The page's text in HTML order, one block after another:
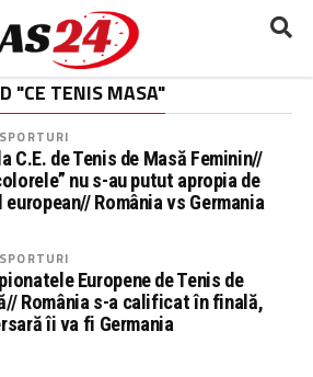
"CE TENIS MASA"
C.E. de Tenis de Masă Feminin//
nu s-au putut apropia de
european// România vs Germania
Europene de Tenis de
România s-a calificat în finală,
îi va fi Germania